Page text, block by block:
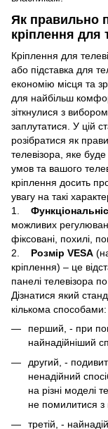
Як правильно
кріплення для
Кріплення для
або підставка для
економію місця та
для найбільш
зіткнулися з
заплутатися. У цій
розібратися як
телевізора, яке
умов та вашого
кріплення досить
увагу на такі
1.
можливих
фіксовані, похилі,
2. Розмір VESA
кріплення) – це
панелі телевізора
Дізнатися який
кількома способами:
перший, - при
найнадійніший
другий, -
ненадійний
на різні моделі
не помилитися
третій, -